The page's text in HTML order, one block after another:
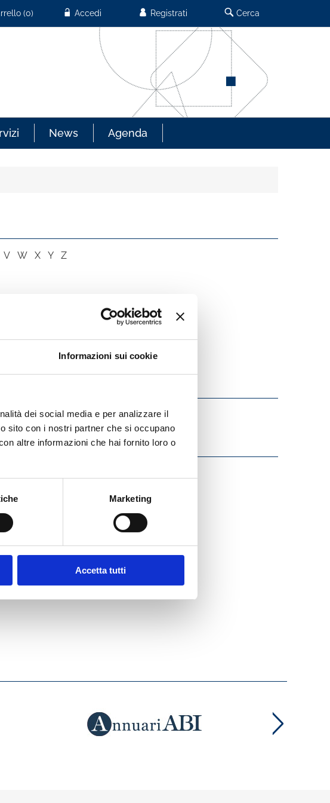
Informazioni sui cookie
dei social media e per analizzare il
sito con i nostri partner che si occupano
altre informazioni che hai fornito loro o
Marketing
Accetta tutti
Cerca
Registrati
Accedi
(0)
News Agenda
V W X Y Z